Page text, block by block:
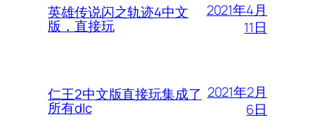
英雄传说闪之轨迹4中文
版，直接玩
2021年4月
11日
仁王2中文版直接玩集成了
所有dlc
2021年2月
6日